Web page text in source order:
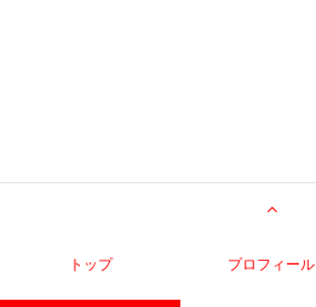
トップ プロフィール